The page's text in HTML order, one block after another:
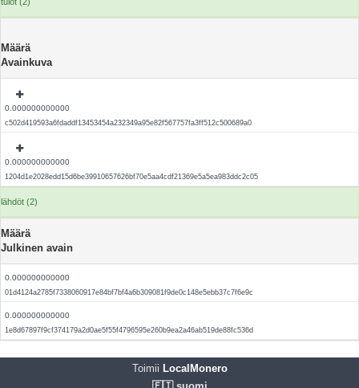
Määrä
Avainkuva
0.000000000000
c502d419593a6fdaddf13453454a232349a95e82f567757fa3ff512c500689a0
0.000000000000
1204d1e2028edd15d6be39910657626bf70e5aa4cdf21369e5a5ea983ddc2c05
lähdöt (2)
Määrä
Julkinen avain
0.000000000000
01d4124a2785f7338060917e84bf7bf4a6b309081f9de0c148e5ebb37c7f6e9c
0.000000000000
1e8d67897f9cf374179a2d0ae5f55f4796595e260b9ea2a46ab519de88fc536d
Toimii LocalMonero